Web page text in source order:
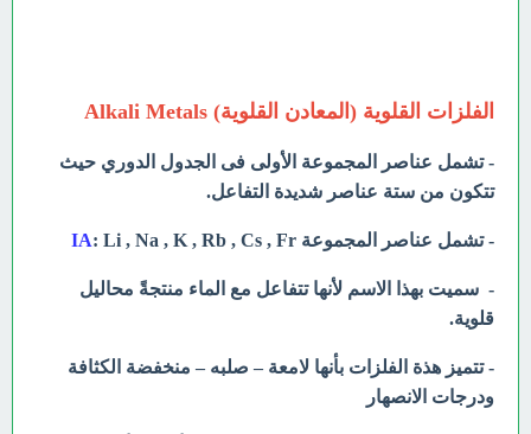
الفلزات القلوية (المعادن القلوية) Alkali Metals
- تشمل عناصر المجموعة الأولى فى الجدول الدوري حيث
تتكون من ستة عناصر شديدة التفاعل.
- تشمل عناصر المجموعة IA: Li , Na , K , Rb , Cs , Fr
- سميت بهذا الاسم لأنها تتفاعل مع الماء منتجةً محاليل
قلوية.
- تتميز هذة الفلزات بأنها لامعة – صلبه – منخفضة الكثافة
ودرجات الانصهار